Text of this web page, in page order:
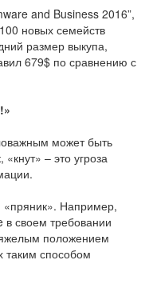
and Business 2016”,
новых семейств
размер выкупа,
679$ по сравнению с
может быть
– это угроза
«пряник». Например,
своем требовании
положением
таким способом